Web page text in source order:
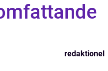
redaktionel